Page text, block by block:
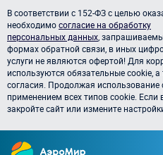
В соответствии с 152-ФЗ с целью
необходимосогласие на обработку
персональных данных ,
формах обратной связи, в иных
услуги не являются офертой! Для
используются обязательные cookie,
согласия. Продолжая использование
применением всех типов cookie. Если
закройте сайт или измените